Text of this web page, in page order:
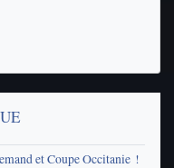
et Coupe Occitanie !